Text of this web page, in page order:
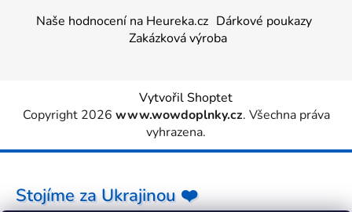
Naše hodnocení na Heureka.cz Dárkové poukazy
Zakázková výroba
Vytvořil Shoptet
Copyright 2026 www.wowdoplnky.cz. Všechna práva
vyhrazena.
Stojíme za Ukrajinou ❤️